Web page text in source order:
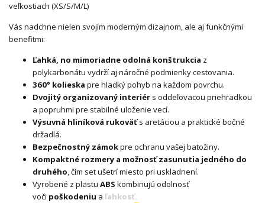
veľkostiach (XS/S/M/L)
Vás nadchne nielen svojím moderným dizajnom, ale aj funkčnými
benefitmi:
Ľahká, no mimoriadne odolná konštrukcia z
polykarbonátu vydrží aj náročné podmienky cestovania.
360° kolieska pre hladký pohyb na každom povrchu.
Dvojitý organizovaný interiér s oddeľovacou priehradkou
a popruhmi pre stabilné uloženie vecí.
Výsuvná hliníková rukoväťs aretáciou a praktické bočné
držadlá.
Bezpečnostný zámokpre ochranu vašej batožiny.
Kompaktné rozmery a možnosť zasunutia jedného do
druhého, čím set ušetrí miesto pri uskladnení.
Vyrobené z plastu ABS kombinujú odolnosť
voči poškodeniu a ľahkosť.